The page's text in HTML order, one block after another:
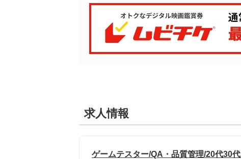
求人情報
ゲームテスター/QA・品質管理/20代30